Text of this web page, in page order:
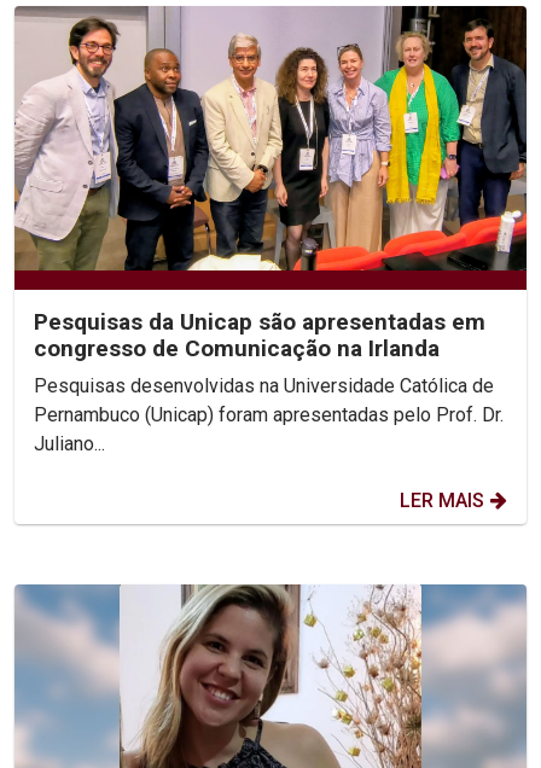
Pesquisas da Unicap são apresentadas em
congresso de Comunicação na Irlanda
Pesquisas desenvolvidas na Universidade Católica de
Pernambuco (Unicap) foram apresentadas pelo Prof. Dr.
Juliano...
LER MAIS